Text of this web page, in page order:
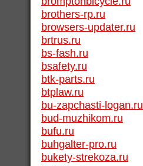
brothers-rp.ru
browsers-updater.ru
brtrus.ru
bs-fash.ru
bsafety.ru
btk-parts.ru
btplaw.ru
bu-zapchasti-logan.ru
bud-muzhikom.ru
bufu.ru
buhgalter-pro.ru
bukety-strekoza.ru